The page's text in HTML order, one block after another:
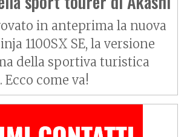
in anteprima la nuova
1100SX SE, la versione
della sportiva turistica
Ecco come va!